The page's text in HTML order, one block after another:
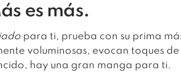
es más.
para ti, prueba con su prima
voluminosas, evocan toques de
hay una gran manga para ti.